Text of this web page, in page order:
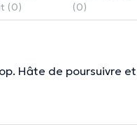
(0)
(0)
Hâte de poursuivre et